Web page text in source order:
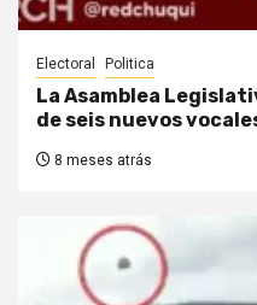
Electoral Politica
La Asamblea
de seis nuevos
8 meses atrás